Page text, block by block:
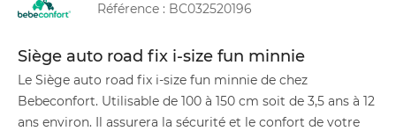
Référence : BC032520196
Siège auto road fix i-size fun minnie
Le Siège auto road fix i-size fun minnie de chez
Bebeconfort. Utilisable de 100 à 150 cm soit de 3,5 ans à 12
ans environ. Il assurera la sécurité et le confort de votre